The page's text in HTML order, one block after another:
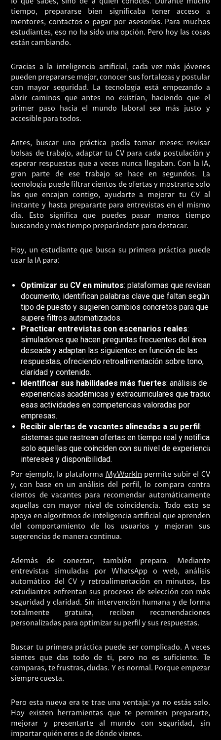
tiempo, prepararse bien significaba tener acceso a
mentores, contactos o pagar por asesorías. Para muchos
estudiantes, eso no ha sido una opción. Pero hoy las cosas
están cambiando.
Gracias a la inteligencia artificial, cada vez más jóvenes
pueden prepararse mejor, conocer sus fortalezas y postular
con mayor seguridad. La tecnología está empezando a
abrir caminos que antes no existían, haciendo que el
primer paso hacia el mundo laboral sea más justo y
accesible para todos.
Antes, buscar una práctica podía tomar meses: revisar
bolsas de trabajo, adaptar tu CV para cada postulación y
esperar respuestas que a veces nunca llegaban. Con la IA,
gran parte de ese trabajo se hace en segundos. La
tecnología puede filtrar cientos de ofertas y mostrarte solo
las que encajan contigo, ayudarte a mejorar tu CV al
instante y hasta prepararte para entrevistas en el mismo
día. Esto significa que puedes pasar menos tiempo
buscando y más tiempo preparándote para destacar.
Hoy, un estudiante que busca su primera práctica puede
usar la IA para:
Optimizar su CV en minutos: plataformas que revisan el
documento, identifican palabras clave que faltan según el
tipo de puesto y sugieren cambios concretos para que
supere filtros automatizados.
Practicar entrevistas con escenarios reales:
simuladores que hacen preguntas frecuentes del área
deseada y adaptan las siguientes en función de las
respuestas, ofreciendo retroalimentación sobre tono,
claridad y contenido.
Identificar sus habilidades más fuertes: análisis de
experiencias académicas y extracurriculares que traduce
esas actividades en competencias valoradas por
empresas.
Recibir alertas de vacantes alineadas a su perfil:
sistemas que rastrean ofertas en tiempo real y notifican
solo aquellas que coinciden con su nivel de experiencia,
intereses y disponibilidad.
Por ejemplo, la plataforma MyWorkIn permite subir el CV
y, con base en un análisis del perfil, lo compara contra
cientos de vacantes para recomendar automáticamente
aquellas con mayor nivel de coincidencia. Todo esto se
apoya en algoritmos de inteligencia artificial que aprenden
del comportamiento de los usuarios y mejoran sus
sugerencias de manera continua.
Además de conectar, también prepara. Mediante
entrevistas simuladas por WhatsApp o web, análisis
automático del CV y retroalimentación en minutos, los
estudiantes enfrentan sus procesos de selección con más
seguridad y claridad. Sin intervención humana y de forma
totalmente gratuita, reciben recomendaciones
personalizadas para optimizar su perfil y sus respuestas.
Buscar tu primera práctica puede ser complicado. A veces
sientes que das todo de ti, pero no es suficiente. Te
comparas, te frustras, dudas. Y es normal. Porque empezar
siempre cuesta.
Pero esta nueva era te trae una ventaja: ya no estás solo.
Hoy existen herramientas que te permiten prepararte,
mejorar y presentarte al mundo con seguridad, sin
importar quién eres o de dónde vienes.